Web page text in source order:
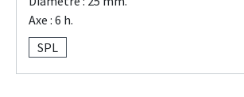
Axe : 6 h.
SPL